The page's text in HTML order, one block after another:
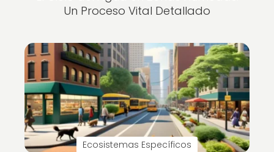
Un Proceso Vital Detallado
Ecosistemas Específicos